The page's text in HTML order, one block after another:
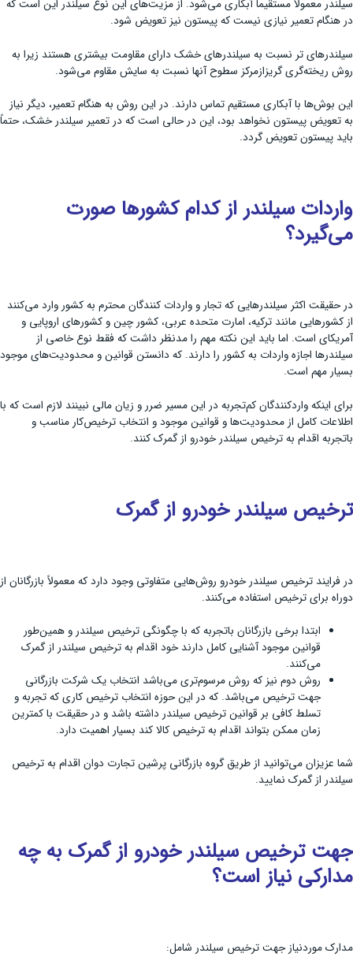
سیلندر معمولاًً مستقیماً آبکاری می‌شود. از مزیت‌های این نوع سیلندر این است که
در هنگام تعمیر نیازی نیست که پیستون نیز تعویض شود.
سیلندرهای تر نسبت به سیلندرهای خشک دارای مقاومت بیشتری هستند زیرا به
روش ریخته‌گری گریزازمرکز سطوح آنها نسبت به سایش مقاوم می‌شود.
این بوش‌ها با آبکاری مستقیم تماس دارند. در این روش به هنگام تعمیر، دیگر نیاز
به تعویض پیستون نخواهد بود، این در حالی است که در تعمیر سیلندر خشک، حتماً
باید پیستون تعویض گردد.
واردات سیلندر از کدام کشورها صورت
می‌گیرد؟
در حقیقت اکثر سیلندرهایی که تجار و واردات کنندگان محترم به کشور وارد می‌کنند
از کشورهایی مانند ترکیه، امارت متحده عربی، کشور چین و کشورهای اروپایی و
آمریکای است. اما باید این نکته مهم را مدنظر داشت که فقط نوع خاصی از
سیلندرها اجازه واردات به کشور را دارند. که دانستن قوانین و محدودیت‌های موجود
بسیار مهم است.
برای اینکه واردکنندگان کم‌تجربه در این مسیر ضرر و زیان مالی نبینند لازم است که با
اطلاعات کامل از محدودیت‌ها و قوانین موجود و انتخاب ترخیص‌کار مناسب و
باتجربه اقدام به ترخیص سیلندر خودرو از گمرک کنند.
ترخیص سیلندر خودرو از گمرک
در فرایند ترخیص سیلندر خودرو روش‌هایی متفاوتی وجود دارد که معمولاً بازرگانان از
دوراه برای ترخیص استفاده می‌کنند.
ابتدا برخی بازرگانان باتجربه که با چگونگی ترخیص سیلندر و همین‌طور
قوانین موجود آشنایی کامل دارند خود اقدام به ترخیص سیلندر از گمرک
می‌کنند.
روش دوم نیز که روش مرسوم‌تری می‌باشد انتخاب یک شرکت بازرگانی
جهت ترخیص می‌باشد. که در این حوزه انتخاب ترخیص کاری که تجربه و
تسلط کافی بر قوانین ترخیص سیلندر داشته باشد و در حقیقت با کمترین
زمان ممکن بتواند اقدام به ترخیص کالا کند بسیار اهمیت دارد.
شما عزیزان می‌توانید از طریق گروه بازرگانی پرشین تجارت دوان اقدام به ترخیص
سیلندر از گمرک نمایید.
جهت ترخیص سیلندر خودرو از گمرک به چه
مدارکی نیاز است؟
مدارک موردنیاز جهت ترخیص سیلندر شامل: